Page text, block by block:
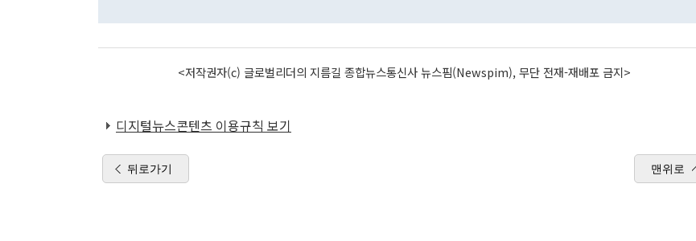
<저작권자(c) 글로벌리더의 지름길 종합뉴스통신사 뉴스핌(Newspim), 무단 전재-재배포 금지>
디지털뉴스콘텐츠 이용규칙 보기
뒤로가기 맨위로